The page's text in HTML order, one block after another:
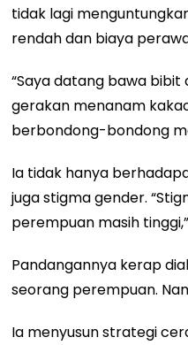
tidak lagi
rendah dan biaya
“Saya datang bawa
gerakan menanam
berbondong-bondong
Ia tidak hanya
juga stigma gender.
perempuan masih
Pandangannya kerap
seorang perempuan.
Ia menyusun strategi